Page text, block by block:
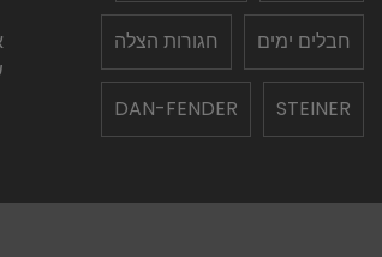
חבלים ימים חגורות הצלה
STEINER
DAN-FENDER